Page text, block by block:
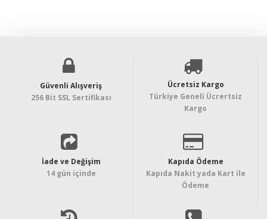
Güvenli Alışveriş
256 Bit SSL Sertifikası
Ücretsiz Kargo
Türkiye Geneli Ücrertsiz
Kargo
İade ve Değişim
14 gün içinde
Kapıda Ödeme
Kapıda Nakit yada Kart ile
Ödeme